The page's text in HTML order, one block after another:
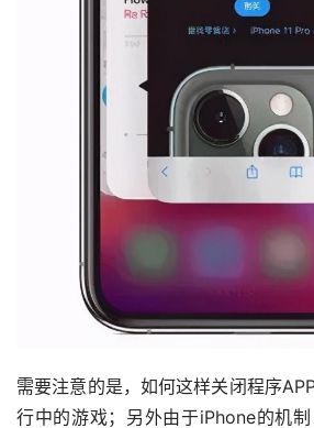
需要注意的是，如何这样关闭程序
行中的游戏；另外由于iPhone的机